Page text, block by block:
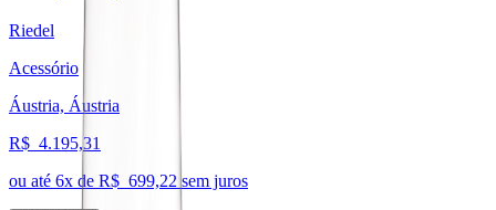
Riedel
Acessório
Áustria, Áustria
R$ 4.195,31
ou até 6x de R$ 699,22 sem juros